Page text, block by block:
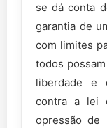
se dá conta
garantia de
com limites
todos
liberdade e
contra a lei
opressão de